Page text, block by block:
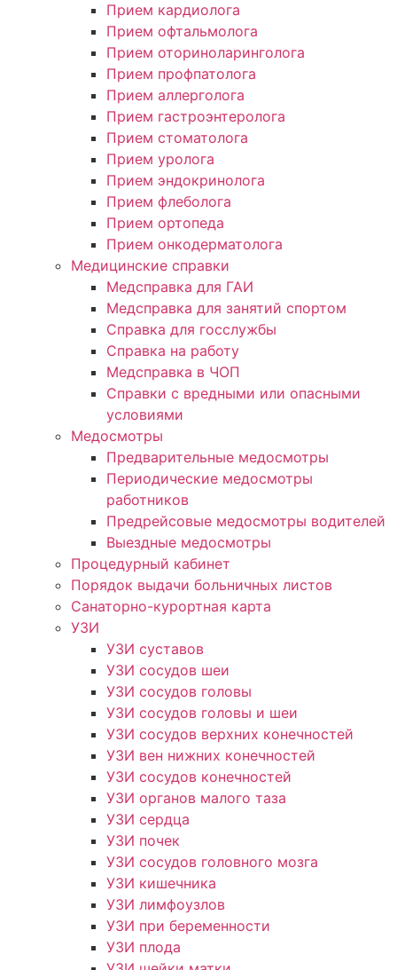
Прием кардиолога
Прием офтальмолога
Прием оториноларинголога
Прием профпатолога
Прием аллерголога
Прием гастроэнтеролога
Прием стоматолога
Прием уролога
Прием эндокринолога
Прием флеболога
Прием ортопеда
Прием онкодерматолога
Медицинские справки
Медсправка для ГАИ
Медсправка для занятий спортом
Справка для госслужбы
Справка на работу
Медсправка в ЧОП
Справки с вредными или опасными
условиями
Медосмотры
Предварительные медосмотры
Периодические медосмотры
работников
Предрейсовые медосмотры водителей
Выездные медосмотры
Процедурный кабинет
Порядок выдачи больничных листов
Санаторно-курортная карта
УЗИ
УЗИ суставов
УЗИ сосудов шеи
УЗИ сосудов головы
УЗИ сосудов головы и шеи
УЗИ сосудов верхних конечностей
УЗИ вен нижних конечностей
УЗИ сосудов конечностей
УЗИ органов малого таза
УЗИ сердца
УЗИ почек
УЗИ сосудов головного мозга
УЗИ кишечника
УЗИ лимфоузлов
УЗИ при беременности
УЗИ плода